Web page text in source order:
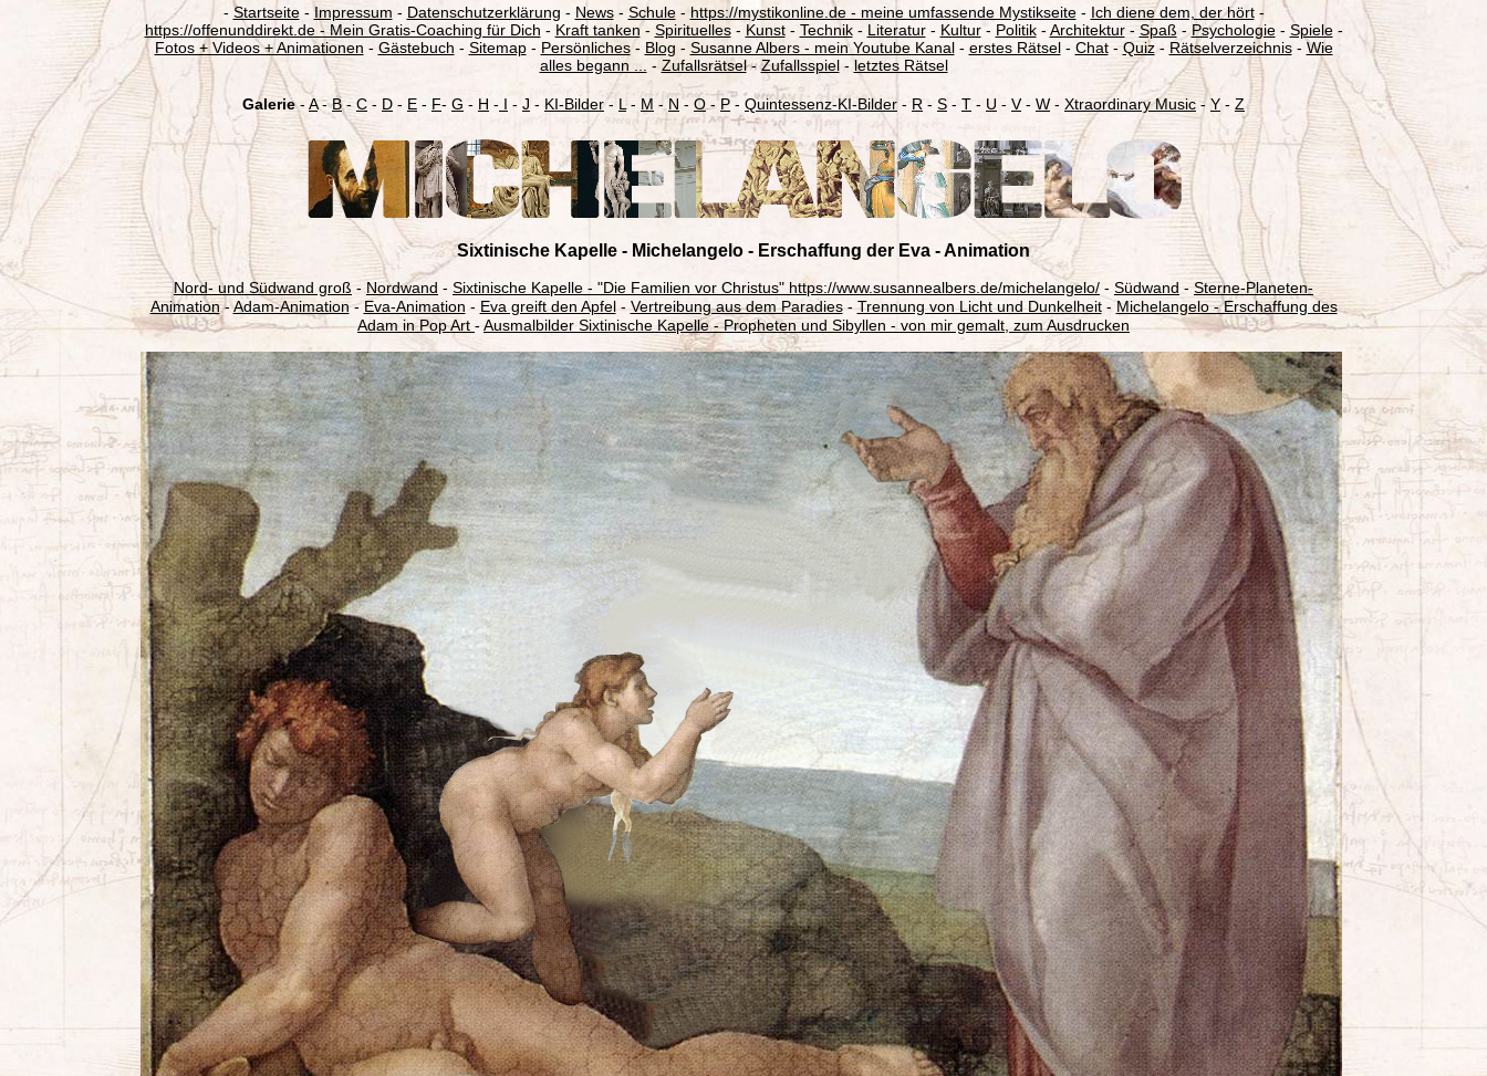
- Startseite-Impressum - Datenschutzerklärung - News- Schule- https://mystikonline.de - meine umfassende Mystikseite- Ich diene dem, der hört-
https://offenunddirekt.de - Mein Gratis-Coaching für Dich - Kraft tanken- Spirituelles- Kunst- Technik- Literatur- Kultur- Politik- Architektur- Spaß - Psychologie- Spiele-
Fotos + Videos + Animationen - Gästebuch - Sitemap- Persönliches- Blog - Susanne Albers - mein Youtube Kanal- erstes Rätsel- Chat- Quiz- Rätselverzeichnis- Wie
alles begann ...
- Zufallsrätsel-Zufallsspiel- letztes Rätsel
Galerie- A-B-C - D - E - F- G - H - I - J - KI-Bilder- L - M - N - O -P - Quintessenz-KI-Bilder - R - S - T - U - V- W - Xtraordinary Music-Y - Z
Sixtinische Kapelle - Michelangelo - Erschaffung der Eva - Animation
Nord- und Südwand groß - Nordwand - Sixtinische Kapelle - "Die Familien vor Christus" https://www.susannealbers.de/michelangelo/ - Südwand - Sterne-Planeten-
Animation-Adam-Animation- Eva-Animation - Eva greift den Apfel- Vertreibung aus dem Paradies- Trennung von Licht und Dunkelheit - Michelangelo - Erschaffung des
Adam in Pop Art - Ausmalbilder Sixtinische Kapelle - Propheten und Sibyllen - von mir gemalt, zum Ausdrucken